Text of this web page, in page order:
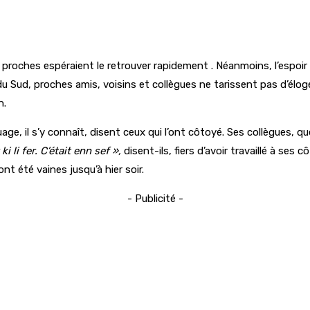
espéraient le retrouver rapidement . Néanmoins, l’espoir
proches amis, voisins et collègues ne tarissent pas
il s’y connaît, disent ceux qui l’ont côtoyé. Ses collègues,
li fer. C’était enn sef », disent-ils, fiers d’avoir travaillé à ses
été vaines jusqu’à hier soir.
- Publicité -